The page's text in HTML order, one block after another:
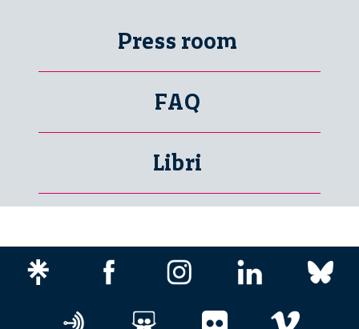
Press room
FAQ
Libri